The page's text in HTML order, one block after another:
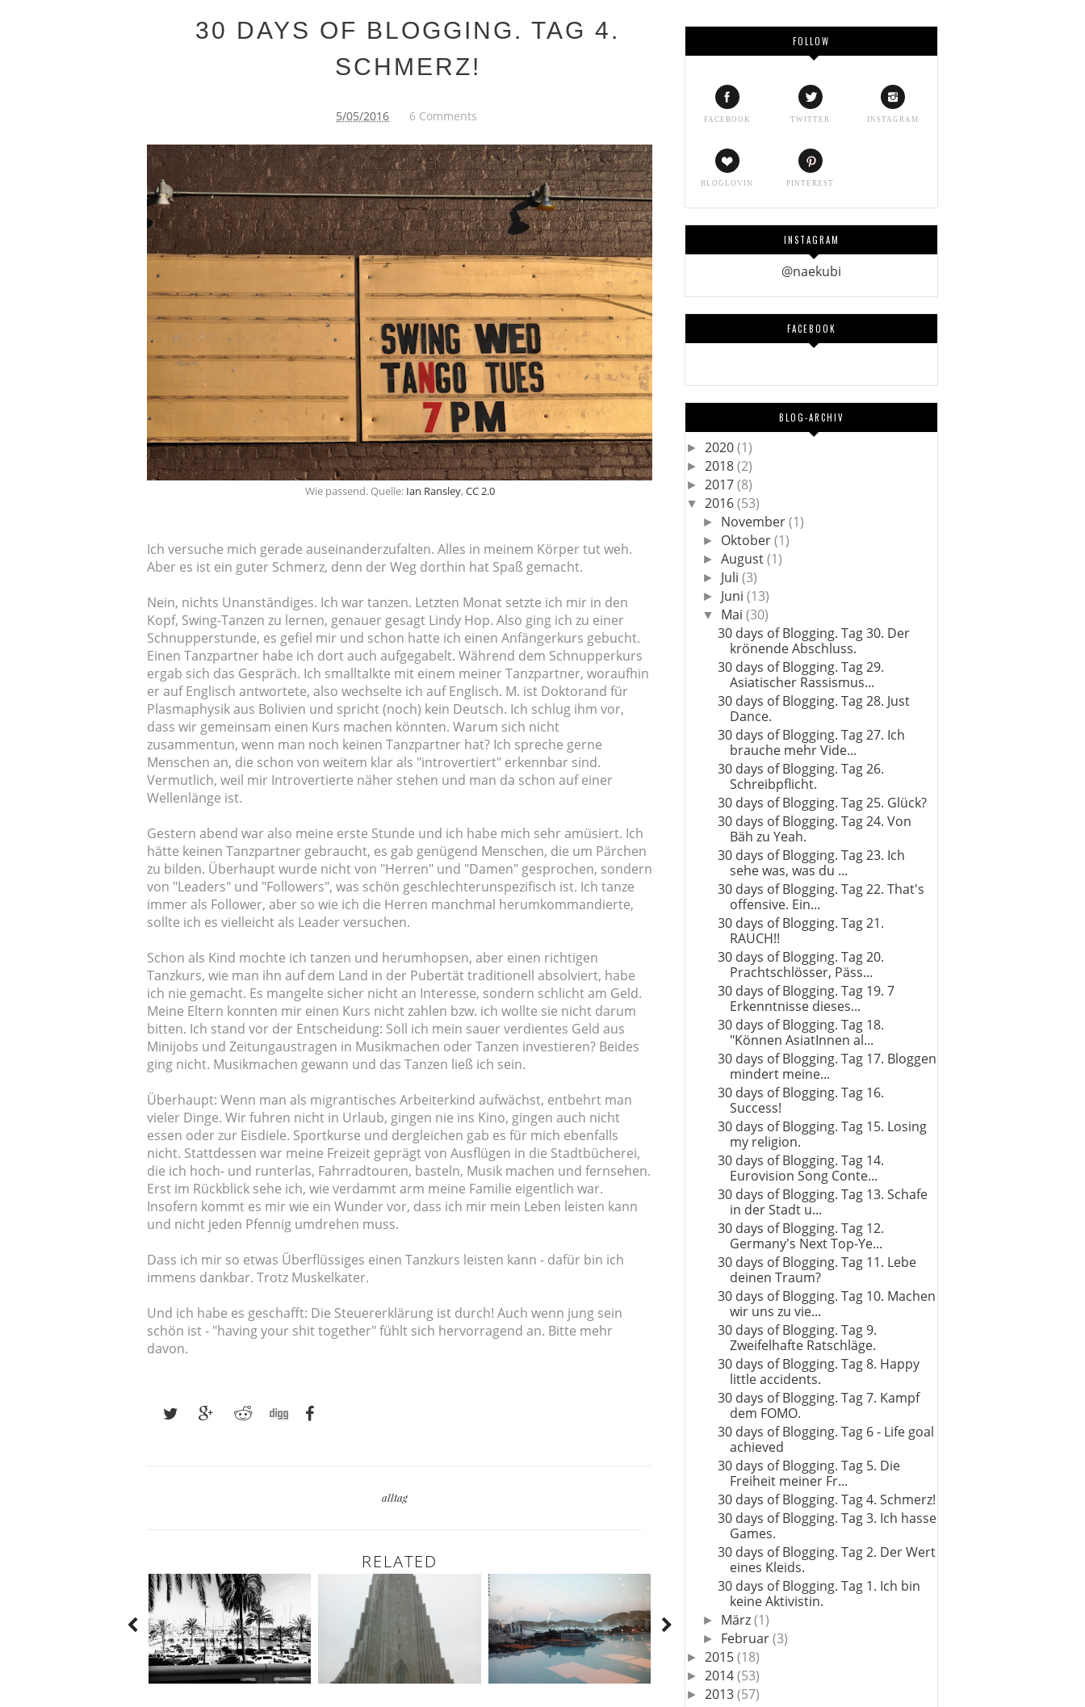
30 DAYS OF BLOGGING. TAG 4.
SCHMERZ!
5/05/2016 6 Comments
Wie passend. Quelle: Ian Ransley, CC 2.0
Ich versuche mich gerade auseinanderzufalten. Alles in meinem Körper tut weh.
Aber es ist ein guter Schmerz, denn der Weg dorthin hat Spaß gemacht.
Nein, nichts Unanständiges. Ich war tanzen. Letzten Monat setzte ich mir in den
Kopf, Swing-Tanzen zu lernen, genauer gesagt Lindy Hop. Also ging ich zu einer
Schnupperstunde, es gefiel mir und schon hatte ich einen Anfängerkurs gebucht.
Einen Tanzpartner habe ich dort auch aufgegabelt. Während dem Schnupperkurs
ergab sich das Gespräch. Ich smalltalkte mit einem meiner Tanzpartner, woraufhin
er auf Englisch antwortete, also wechselte ich auf Englisch. M. ist Doktorand für
Plasmaphysik aus Bolivien und spricht (noch) kein Deutsch. Ich schlug ihm vor,
dass wir gemeinsam einen Kurs machen könnten. Warum sich nicht
zusammentun, wenn man noch keinen Tanzpartner hat? Ich spreche gerne
Menschen an, die schon von weitem klar als "introvertiert" erkennbar sind.
Vermutlich, weil mir Introvertierte näher stehen und man da schon auf einer
Wellenlänge ist.
Gestern abend war also meine erste Stunde und ich habe mich sehr amüsiert. Ich
hätte keinen Tanzpartner gebraucht, es gab genügend Menschen, die um Pärchen
zu bilden. Überhaupt wurde nicht von "Herren" und "Damen" gesprochen, sondern
von "Leaders" und "Followers", was schön geschlechterunspezifisch ist. Ich tanze
immer als Follower, aber so wie ich die Herren manchmal herumkommandierte,
sollte ich es vielleicht als Leader versuchen.
Schon als Kind mochte ich tanzen und herumhopsen, aber einen richtigen
Tanzkurs, wie man ihn auf dem Land in der Pubertät traditionell absolviert, habe
ich nie gemacht. Es mangelte sicher nicht an Interesse, sondern schlicht am Geld.
Meine Eltern konnten mir einen Kurs nicht zahlen bzw. ich wollte sie nicht darum
bitten. Ich stand vor der Entscheidung: Soll ich mein sauer verdientes Geld aus
Minijobs und Zeitungaustragen in Musikmachen oder Tanzen investieren? Beides
ging nicht. Musikmachen gewann und das Tanzen ließ ich sein.
Überhaupt: Wenn man als migrantisches Arbeiterkind aufwächst, entbehrt man
vieler Dinge. Wir fuhren nicht in Urlaub, gingen nie ins Kino, gingen auch nicht
essen oder zur Eisdiele. Sportkurse und dergleichen gab es für mich ebenfalls
nicht. Stattdessen war meine Freizeit geprägt von Ausflügen in die Stadtbücherei,
die ich hoch- und runterlas, Fahrradtouren, basteln, Musik machen und fernsehen.
Erst im Rückblick sehe ich, wie verdammt arm meine Familie eigentlich war.
Insofern kommt es mir wie ein Wunder vor, dass ich mir mein Leben leisten kann
und nicht jeden Pfennig umdrehen muss.
Dass ich mir so etwas Überflüssiges einen Tanzkurs leisten kann - dafür bin ich
immens dankbar. Trotz Muskelkater.
Und ich habe es geschafft: Die Steuererklärung ist durch! Auch wenn jung sein
schön ist - "having your shit together" fühlt sich hervorragend an. Bitte mehr
davon.
alltag
RELATED
FOLLOW
FACEBOOK TWITTER INSTAGRAM
BLOGLOVIN PINTEREST
INSTAGRAM
@naekubi
FACEBOOK
BLOG-ARCHIV
► 2020(1)
► 2018(2)
► 2017(8)
▼ 2016(53)
► November(1)
► Oktober(1)
► August(1)
► Juli (3)
► Juni (13)
▼ Mai (30)
30 days of Blogging. Tag 30. Der
krönende Abschluss.
30 days of Blogging. Tag 29.
Asiatischer Rassismus...
30 days of Blogging. Tag 28. Just
Dance.
30 days of Blogging. Tag 27. Ich
brauche mehr Vide...
30 days of Blogging. Tag 26.
Schreibpflicht.
30 days of Blogging. Tag 25. Glück?
30 days of Blogging. Tag 24. Von
Bäh zu Yeah.
30 days of Blogging. Tag 23. Ich
sehe was, was du ...
30 days of Blogging. Tag 22. That's
offensive. Ein...
30 days of Blogging. Tag 21.
RAUCH!!
30 days of Blogging. Tag 20.
Prachtschlösser, Päss...
30 days of Blogging. Tag 19. 7
Erkenntnisse dieses...
30 days of Blogging. Tag 18.
"Können AsiatInnen al...
30 days of Blogging. Tag 17. Bloggen
mindert meine...
30 days of Blogging. Tag 16.
Success!
30 days of Blogging. Tag 15. Losing
my religion.
30 days of Blogging. Tag 14.
Eurovision Song Conte...
30 days of Blogging. Tag 13. Schafe
in der Stadt u...
30 days of Blogging. Tag 12.
Germany's Next Top-Ye...
30 days of Blogging. Tag 11. Lebe
deinen Traum?
30 days of Blogging. Tag 10. Machen
wir uns zu vie...
30 days of Blogging. Tag 9.
Zweifelhafte Ratschläge.
30 days of Blogging. Tag 8. Happy
little accidents.
30 days of Blogging. Tag 7. Kampf
dem FOMO.
30 days of Blogging. Tag 6 - Life goal
achieved
30 days of Blogging. Tag 5. Die
Freiheit meiner Fr...
30 days of Blogging. Tag 4. Schmerz!
30 days of Blogging. Tag 3. Ich hasse
Games.
30 days of Blogging. Tag 2. Der Wert
eines Kleids.
30 days of Blogging. Tag 1. Ich bin
keine Aktivistin.
► März(1)
► Februar(3)
► 2015(18)
► 2014(53)
► 2013(57)